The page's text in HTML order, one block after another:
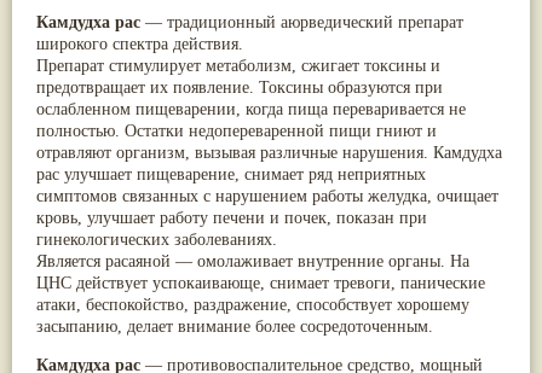
Камдудха рас — традиционный аюрведический препарат
широкого спектра действия.
Препарат стимулирует метаболизм, сжигает токсины и
предотвращает их появление. Токсины образуются при
ослабленном пищеварении, когда пища переваривается не
полностью. Остатки недопереваренной пищи гниют и
отравляют организм, вызывая различные нарушения. Камдудха
рас улучшает пищеварение, снимает ряд неприятных
симптомов связанных с нарушением работы желудка, очищает
кровь, улучшает работу печени и почек, показан при
гинекологических заболеваниях.
Является расаяной — омолаживает внутренние органы. На
ЦНС действует успокаивающе, снимает тревоги, панические
атаки, беспокойство, раздражение, способствует хорошему
засыпанию, делает внимание более сосредоточенным.
Камдудха рас — противовоспалительное средство, мощный
Розовая соль
(12)
Перец чаба
Соссюрея/кушта
Асафетида(10)